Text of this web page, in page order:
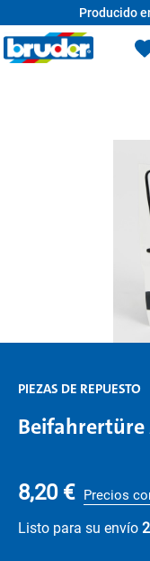
Producido
PIEZAS DE REPUESTO
Beifahrertüre
8,20 € Precios
Listo para su envío